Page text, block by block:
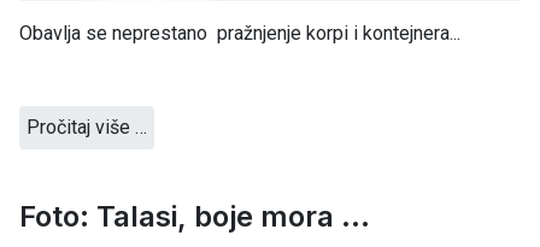
Obavlja se neprestano pražnjenje korpi i kontejnera...
Pročitaj više …
Foto: Talasi, boje mora ...